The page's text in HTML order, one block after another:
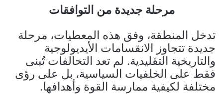
مرحلة جديدة من التوافقات
تدخل المنطقة، وفق هذه المعطيات، مرحلة
جديدة تتجاوز الانقسامات الأيديولوجية
والتاريخية التقليدية. لم تعد التحالفات تُبنى
فقط على الخلفيات السياسية، بل على رؤى
مختلفة لكيفية ممارسة القوة وأهدافها.